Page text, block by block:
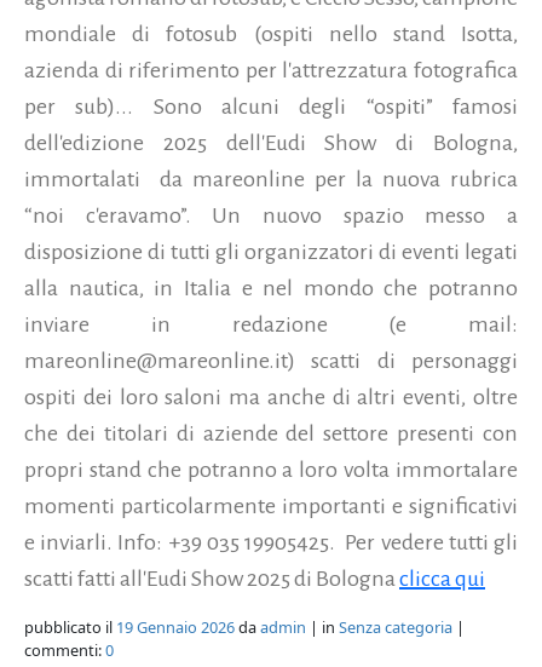
mondiale di fotosub (ospiti nello stand Isotta,
azienda di riferimento per l'attrezzatura fotografica
per sub)... Sono alcuni degli “ospiti” famosi
dell'edizione 2025 dell'Eudi Show di Bologna,
immortalati da mareonline per la nuova rubrica
“noi c'eravamo”. Un nuovo spazio messo a
disposizione di tutti gli organizzatori di eventi legati
alla nautica, in Italia e nel mondo che potranno
inviare in redazione (e mail:
mareonline@mareonline.it) scatti di personaggi
ospiti dei loro saloni ma anche di altri eventi, oltre
che dei titolari di aziende del settore presenti con
propri stand che potranno a loro volta immortalare
momenti particolarmente importanti e significativi
e inviarli. Info: +39 035 19905425. Per vedere tutti gli
scatti fatti all'Eudi Show 2025 di Bologna clicca qui
pubblicato il 19 Gennaio 2026daadmin | in Senza categoria |
commenti:0